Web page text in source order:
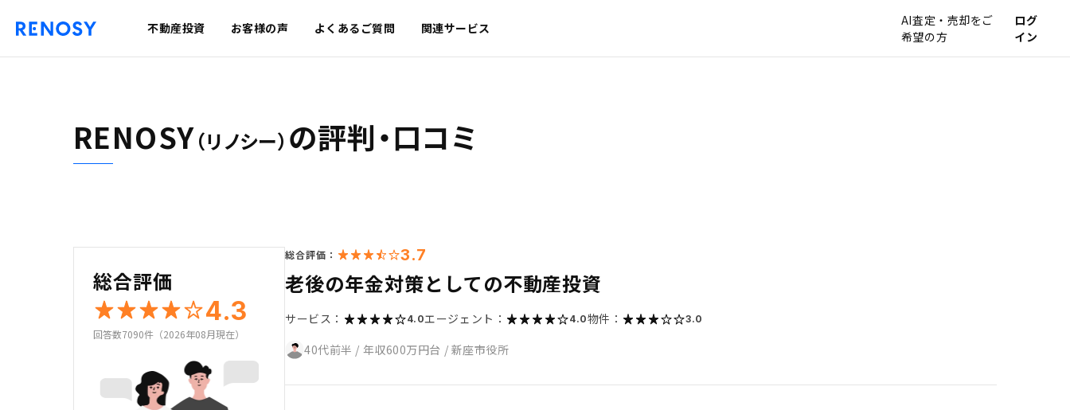
不動産投資 お客様の声 よくあるご質問 関連サービス
AI査定・売却をご
希望の方
ログ
イン
RENOSY（リノシー） の評判・口コミ
総合評価
4.3
回答数7090件（2026年08月現在）
総合評価： 3.7
老後の年金対策としての不動産投資
サービス： 4.0エージェント： 4.0物件： 3.0
40代前半 / 年収600万円台 / 新座市役所